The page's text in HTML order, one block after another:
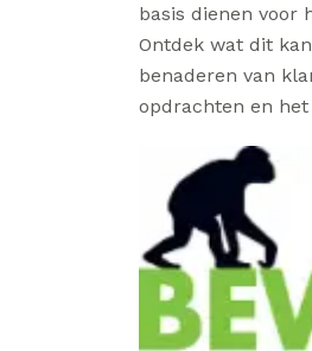
basis dienen voor
Ontdek wat dit
benaderen van
opdrachten en